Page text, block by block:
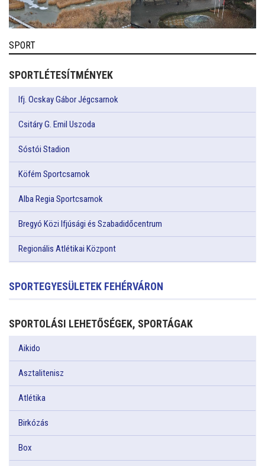
SPORT
SPORTLÉTESÍTMÉNYEK
Ifj. Ocskay Gábor Jégcsarnok
Csitáry G. Emil Uszoda
Sóstói Stadion
Köfém Sportcsarnok
Alba Regia Sportcsarnok
Bregyó Közi Ifjúsági és Szabadidőcentrum
Regionális Atlétikai Központ
SPORTEGYESÜLETEK FEHÉRVÁRON
SPORTOLÁSI LEHETŐSÉGEK, SPORTÁGAK
Aikido
Asztalitenisz
Atlétika
Birkózás
Box